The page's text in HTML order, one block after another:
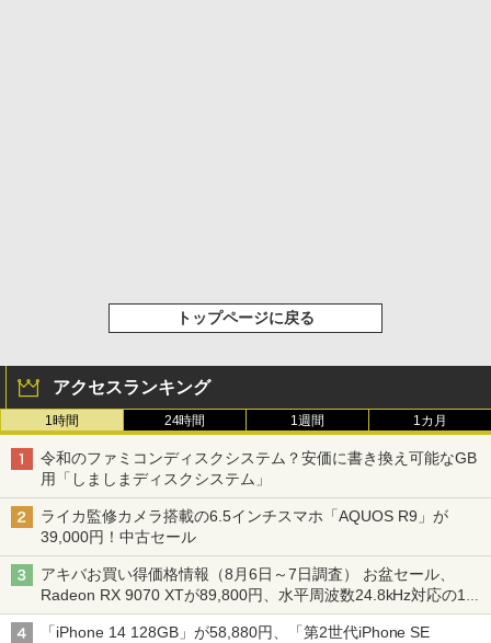
トップページに戻る
アクセスランキング
1時間 24時間 1週間 1カ月
令和のファミコンディスクシステム？安価に書き換え可能なGB
用「しましまディスクシステム」
ライカ監修カメラ搭載の6.5インチスマホ「AQUOS R9」が
39,000円！中古セール
アキバお買い得価格情報（8月6日～7日調査） お盆セール、
Radeon RX 9070 XTが89,800円、水平周波数24.8kHz対応の17
型モニターが9,801円、暑さ指数連動セール ほか
「iPhone 14 128GB」が58,880円、「第2世代iPhone SE